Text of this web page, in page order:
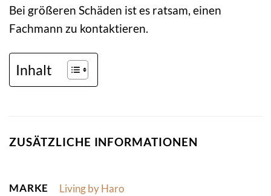
Bei größeren Schäden ist es ratsam, einen
Fachmann zu kontaktieren.
Inhalt
ZUSÄTZLICHE INFORMATIONEN
MARKE Living by Haro